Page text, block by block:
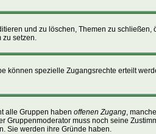
und zu löschen, Themen zu schließen,
zu setzen.
können spezielle Zugangsrechte erteilt
alle Gruppen haben offenen Zugang,
Gruppenmoderator muss noch seine
Sie werden ihre Gründe haben.